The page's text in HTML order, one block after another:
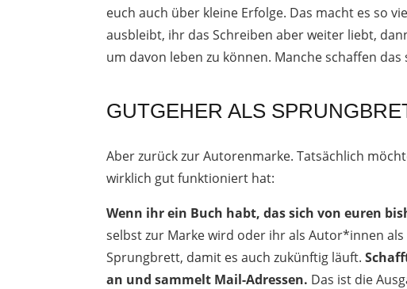
euch auch über kleine Erfolge. Das macht es so
ausbleibt, ihr das Schreiben aber weiter liebt,
um davon leben zu können. Manche schaffen
GUTGEHER ALS
Aber zurück zur Autorenmarke. Tatsächlich
wirklich gut funktioniert hat:
Wenn ihr ein Buch habt, das sich von euren
selbst zur Marke wird oder ihr als Autor*innen
Sprungbrett, damit es auch zukünftig läuft.
an und sammelt Mail-Adressen. Das ist die